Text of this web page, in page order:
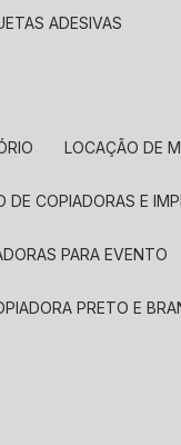
ADESIVAS
LOCAÇÃO DE
DE COPIADORAS E
PARA EVENTO
PRETO E